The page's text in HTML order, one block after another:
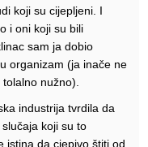
koji su cijepljeni. I
i oni koji su bili
sam ja dobio
organizam (ja inače ne
nužno).
industrija tvrdila da
koji su to
istina da cjepivo štiti od